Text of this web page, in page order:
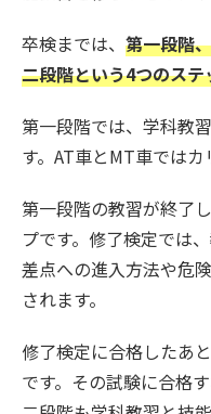
卒検までは、 第一段階
二段階という4つのステ
第一段階では、学科教
す。AT車とMT車ではカ
第一段階の教習が終了
プです。修了検定では
差点への進入方法や危
されます。
修了検定に合格したあ
です。その試験に合格